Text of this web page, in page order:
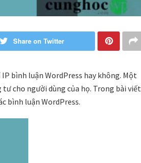
Share on Twitter
bình luận WordPress hay không. Một
cho người dùng của họ. Trong bài viết
bình luận WordPress.